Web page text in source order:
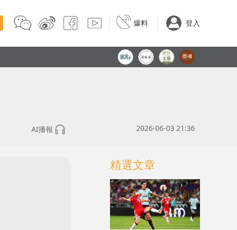
爆料 登入
AI播報 2026-06-03 21:36
精選文章